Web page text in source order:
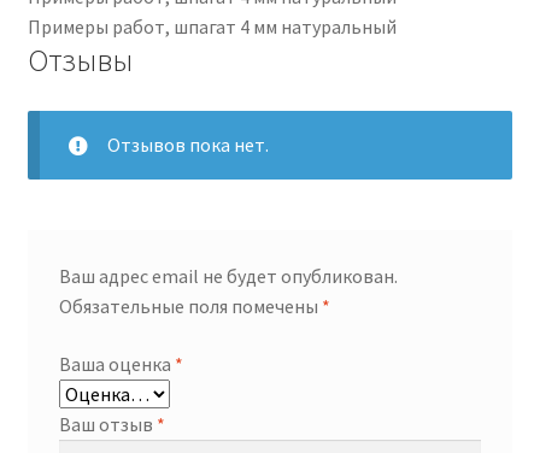
Примеры работ, шпагат 4 мм натуральный
Отзывы
Отзывов пока нет.
Ваш адрес email не будет опубликован.
Обязательные поля помечены *
Ваша оценка *
Ваш отзыв *